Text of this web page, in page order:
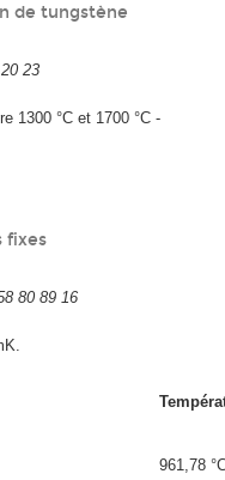
de tungstène
23
1300 °C et 1700 °C -
fixes
80 89 16
961,78